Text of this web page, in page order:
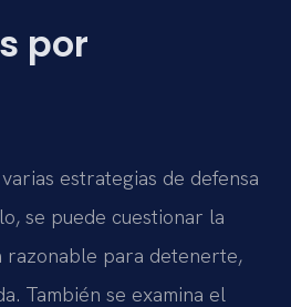
por
estrategias de defensa
se puede cuestionar la
razonable para detenerte,
También se examina el